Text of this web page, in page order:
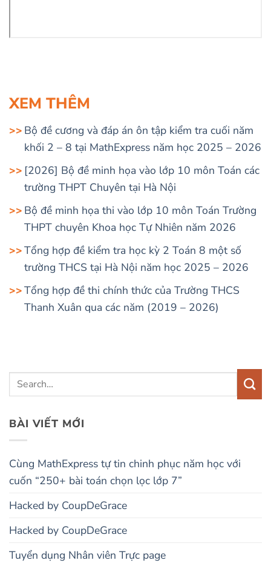
XEM THÊM
Bộ đề cương và đáp án ôn tập kiểm tra cuối năm
khối 2 – 8 tại MathExpress năm học 2025 – 2026
[2026] Bộ đề minh họa vào lớp 10 môn Toán các
trường THPT Chuyên tại Hà Nội
Bộ đề minh họa thi vào lớp 10 môn Toán Trường
THPT chuyên Khoa học Tự Nhiên năm 2026
Tổng hợp đề kiểm tra học kỳ 2 Toán 8 một số
trường THCS tại Hà Nội năm học 2025 – 2026
Tổng hợp đề thi chính thức của Trường THCS
Thanh Xuân qua các năm (2019 – 2026)
BÀI VIẾT MỚI
Cùng MathExpress tự tin chinh phục năm học với
cuốn “250+ bài toán chọn lọc lớp 7”
Hacked by CoupDeGrace
Hacked by CoupDeGrace
Tuyển dụng Nhân viên Trực page